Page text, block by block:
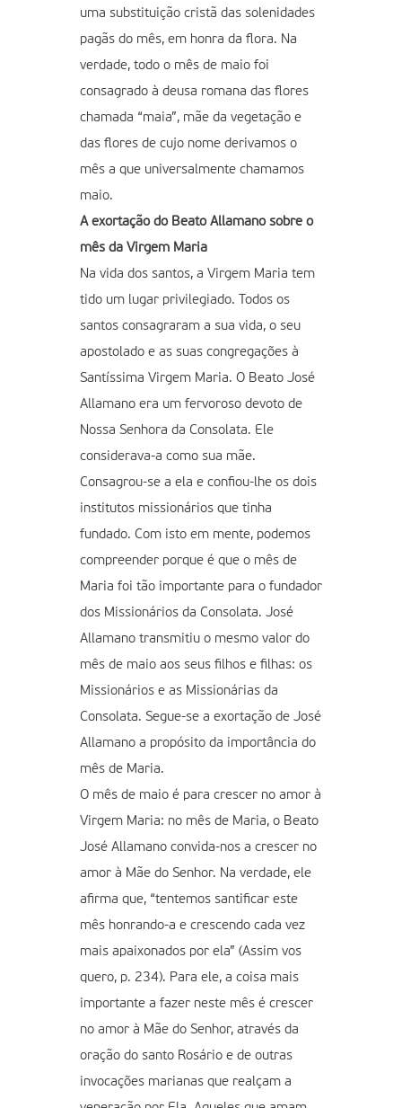
uma substituição cristã das solenidades
pagãs do mês, em honra da flora. Na
verdade, todo o mês de maio foi
consagrado à deusa romana das flores
chamada “maia”, mãe da vegetação e
das flores de cujo nome derivamos o
mês a que universalmente chamamos
maio.
A exortação do Beato Allamano sobre o
mês da Virgem Maria
Na vida dos santos, a Virgem Maria tem
tido um lugar privilegiado. Todos os
santos consagraram a sua vida, o seu
apostolado e as suas congregações à
Santíssima Virgem Maria. O Beato José
Allamano era um fervoroso devoto de
Nossa Senhora da Consolata. Ele
considerava-a como sua mãe.
Consagrou-se a ela e confiou-lhe os dois
institutos missionários que tinha
fundado. Com isto em mente, podemos
compreender porque é que o mês de
Maria foi tão importante para o fundador
dos Missionários da Consolata. José
Allamano transmitiu o mesmo valor do
mês de maio aos seus filhos e filhas: os
Missionários e as Missionárias da
Consolata. Segue-se a exortação de José
Allamano a propósito da importância do
mês de Maria.
O mês de maio é para crescer no amor à
Virgem Maria: no mês de Maria, o Beato
José Allamano convida-nos a crescer no
amor à Mãe do Senhor. Na verdade, ele
afirma que, “tentemos santificar este
mês honrando-a e crescendo cada vez
mais apaixonados por ela” (Assim vos
quero, p. 234). Para ele, a coisa mais
importante a fazer neste mês é crescer
no amor à Mãe do Senhor, através da
oração do santo Rosário e de outras
invocações marianas que realçam a